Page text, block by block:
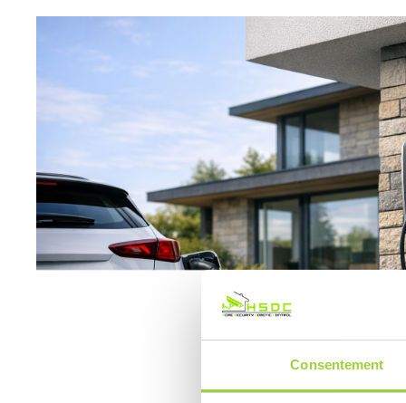
Consentement